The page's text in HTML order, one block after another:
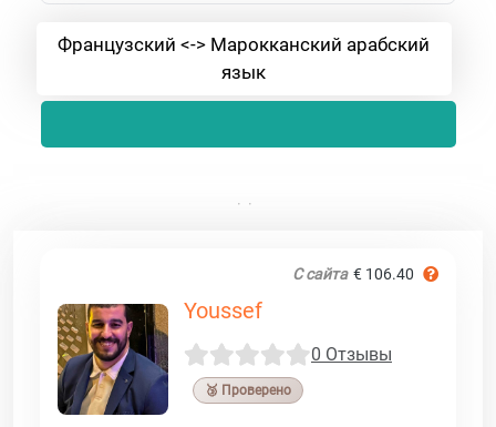
Французский <-> Марокканский арабский
язык
С сайта € 106.40
Youssef
0 Отзывы
🥉 Проверено